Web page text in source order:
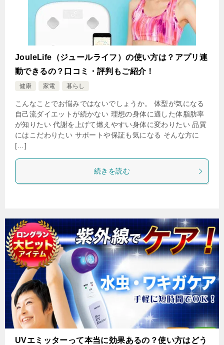
JouleLife（ジュールライフ）の使い方は？アプリ連
動できるの？口コミ・評判もご紹介！
健康 家電 暮らし
こんなことでお悩みではないでしょうか。 体型が気になる
自己流ダイエットが続かない 理想の身体に適した体脂肪率
が知りたい 代謝を上げて燃えやすい身体に変わりたい 品質
にはこだわりたい サポートや保証も気になる そんな方に
[…]
続きを読む
UVエミッターって本当に効果あるの？使い方はどう